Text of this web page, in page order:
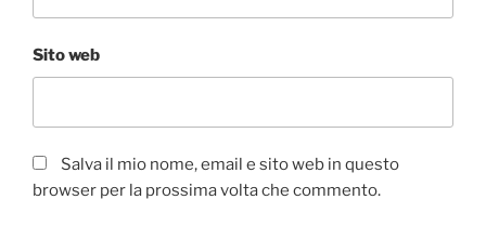
Sito web
Salva il mio nome, email e sito web in questo
browser per la prossima volta che commento.